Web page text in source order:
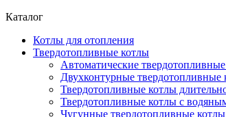
Каталог
Котлы для отопления
Твердотопливные котлы
Автоматические
Двухконтурные твердотопливные
Твердотопливные котлы
Твердотопливные котлы с
Чугунные твердотопливные котлы